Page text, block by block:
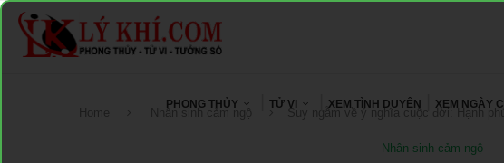
PHONG THỦY TỬ VI XEM TÌNH DUYÊN XEM NGÀY
Home Nhân sinh cảm ngộ Suy ngẫm về ý nghĩa cuộc đời: Hạnh
Nhân sinh cảm ngộ